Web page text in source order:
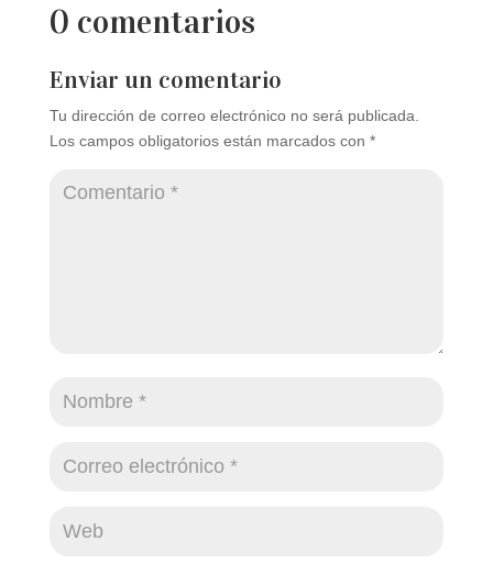
0 comentarios
Enviar un comentario
Tu dirección de correo electrónico no será publicada.
Los campos obligatorios están marcados con *